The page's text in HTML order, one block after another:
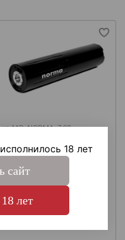
MG-NORMA-7.62
на
карабины, калибр
06, Matilda MG
18 лет
сайт
лет